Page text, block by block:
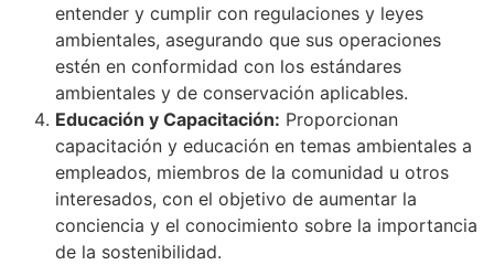
entender y cumplir con regulaciones y leyes
ambientales, asegurando que sus operaciones
estén en conformidad con los estándares
ambientales y de conservación aplicables.
Educación y Capacitación: Proporcionan
capacitación y educación en temas ambientales a
empleados, miembros de la comunidad u otros
interesados, con el objetivo de aumentar la
conciencia y el conocimiento sobre la importancia
de la sostenibilidad.